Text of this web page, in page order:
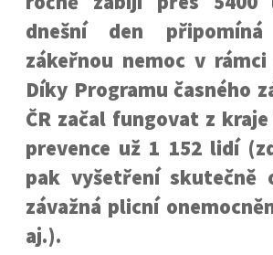
dnešní den
zákeřnou nemoc v
Díky Programu časného
ČR začal fungovat z
prevence už 1 152 lidí
pak vyšetření
závažná plicní
aj.).